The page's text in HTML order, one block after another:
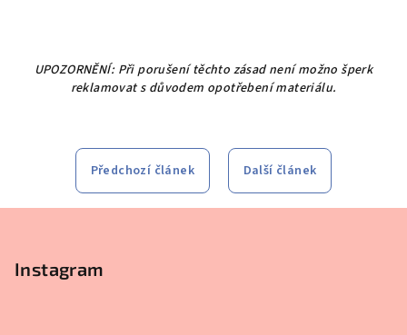
UPOZORNĚNÍ: Při porušení těchto zásad není možno šperk
reklamovat s důvodem opotřebení materiálu.
Předchozí článek Další článek
Instagram